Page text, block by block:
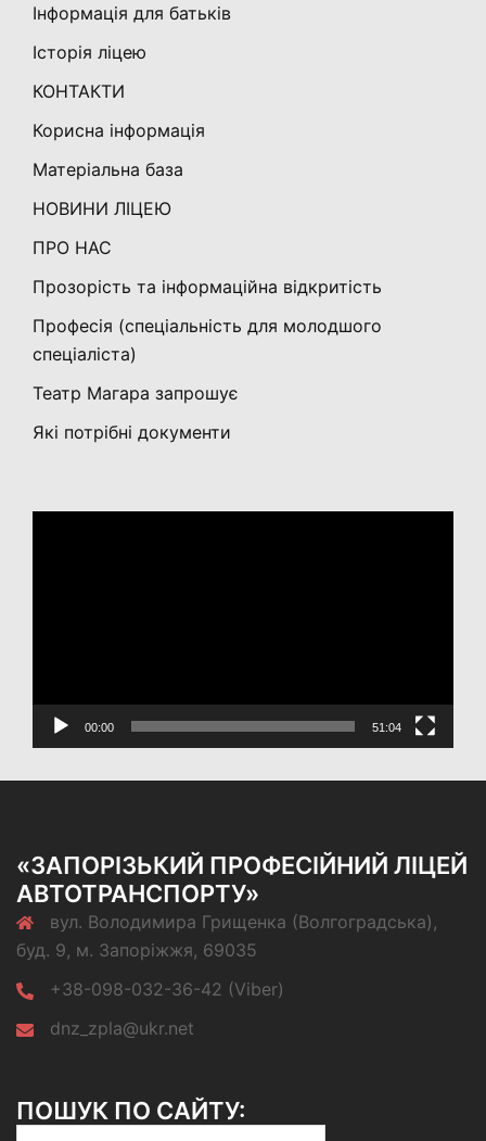
Інформація для батьків
Історія ліцею
КОНТАКТИ
Корисна інформація
Матеріальна база
НОВИНИ ЛІЦЕЮ
ПРО НАС
Прозорість та інформаційна відкритість
Професія (спеціальність для молодшого
спеціаліста)
Театр Магара запрошує
Які потрібні документи
00:00 51:04
«ЗАПОРІЗЬКИЙ ПРОФЕСІЙНИЙ ЛІЦЕЙ
АВТОТРАНСПОРТУ»
вул. Володимира Грищенка (Волгоградська),
буд. 9, м. Запоріжжя, 69035
+38-098-032-36-42 (Viber)
dnz_zpla@ukr.net
ПОШУК ПО САЙТУ: